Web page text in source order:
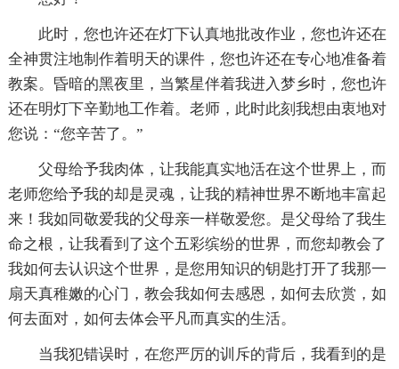
此时，您也许还在灯下认真地批改作业，您也许还在
全神贯注地制作着明天的课件，您也许还在专心地准备着
教案。昏暗的黑夜里，当繁星伴着我进入梦乡时，您也许
还在明灯下辛勤地工作着。老师，此时此刻我想由衷地对
您说：“您辛苦了。”
父母给予我肉体，让我能真实地活在这个世界上，而
老师您给予我的却是灵魂，让我的精神世界不断地丰富起
来！我如同敬爱我的父母亲一样敬爱您。是父母给了我生
命之根，让我看到了这个五彩缤纷的世界，而您却教会了
我如何去认识这个世界，是您用知识的钥匙打开了我那一
扇天真稚嫩的心门，教会我如何去感恩，如何去欣赏，如
何去面对，如何去体会平凡而真实的生活。
当我犯错误时，在您严厉的训斥的背后，我看到的是